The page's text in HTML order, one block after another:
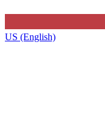
US (English)